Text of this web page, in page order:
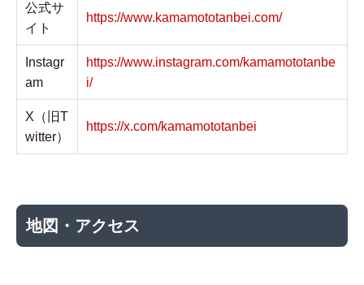
公式サ
イト
https://www.kamamototanbei.com/
Instagr
am
https://www.instagram.com/kamamototanbe
i/
X（旧T
witter）
https://x.com/kamamototanbei
地図・アクセス